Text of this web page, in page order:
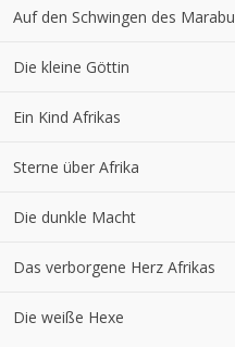
Auf den Schwingen des Marabu
Die kleine Göttin
Ein Kind Afrikas
Sterne über Afrika
Die dunkle Macht
Das verborgene Herz Afrikas
Die weiße Hexe